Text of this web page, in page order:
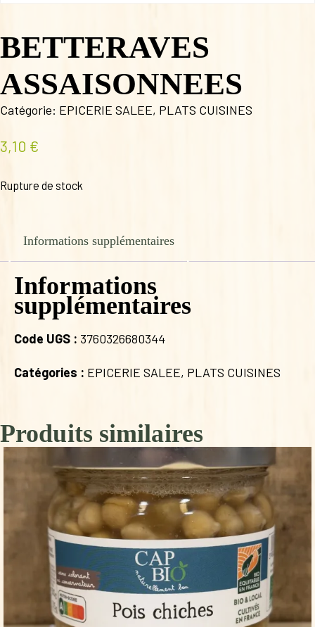
BETTERAVES
ASSAISONNEES
Catégorie: EPICERIE SALEE, PLATS CUISINES
3,10 €
Rupture de stock
Informations supplémentaires
Informations
supplémentaires
Code UGS : 3760326680344
Catégories : EPICERIE SALEE, PLATS CUISINES
Produits similaires